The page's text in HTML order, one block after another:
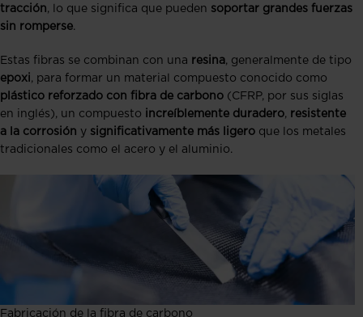
tracción, lo que significa que pueden soportar grandes fuerzas
sin romperse.
Estas fibras se combinan con una resina, generalmente de tipo
epoxi, para formar un material compuesto conocido como
plástico reforzado con fibra de carbono (CFRP, por sus siglas
en inglés), un compuesto increíblemente duradero, resistente
a la corrosión y significativamente más ligero que los metales
tradicionales como el acero y el aluminio.
Fabricación de la fibra de carbono